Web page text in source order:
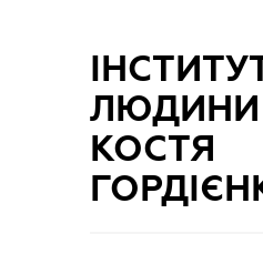
ЛЮДИНИ
КОСТЯ